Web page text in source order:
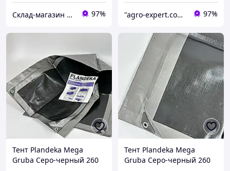
Склад-магазин "Свояк Group". 97% "agro-expert.com.ua": Ваш качественный урожай! 97%
Тент Plandeka Mega
Gruba Серо-черный 260
Тент Plandeka Mega
Gruba Серо-черный 260